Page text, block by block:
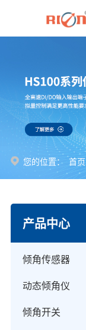
您的位置： 首页
产品中心
倾角传感器
动态倾角仪
倾角开关